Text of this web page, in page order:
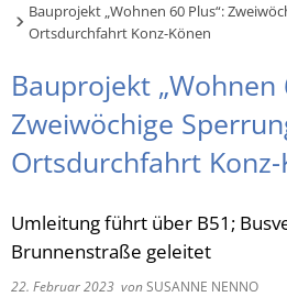
Bauprojekt „Wohnen 60 Plus“:
Ortsdurchfahrt Konz-Könen
Bauprojekt „Wohnen
Zweiwöchige
Ortsdurchfahrt Konz-
Umleitung führt über B51;
Brunnenstraße geleitet
22. Februar 2023 vonSUSANNE NENNO